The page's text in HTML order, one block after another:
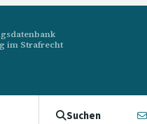
im Strafrecht
Suchen